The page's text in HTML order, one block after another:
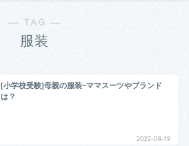
― TAG ―
服装
[小学校受験]母親の服装~ママスーツやブランド
は？
2022-08-19